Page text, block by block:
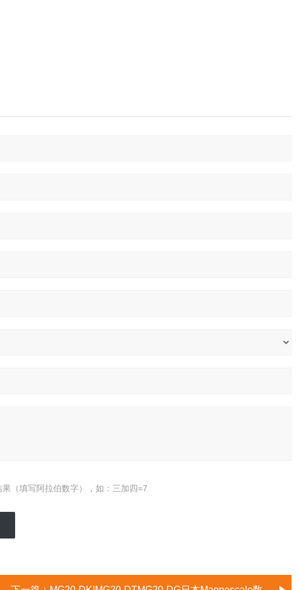
（填写阿拉伯数字），如：三加四=7